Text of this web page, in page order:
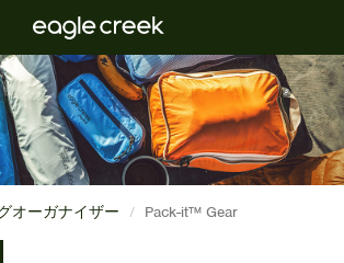
オーガナイザー Pack-it™ Gear